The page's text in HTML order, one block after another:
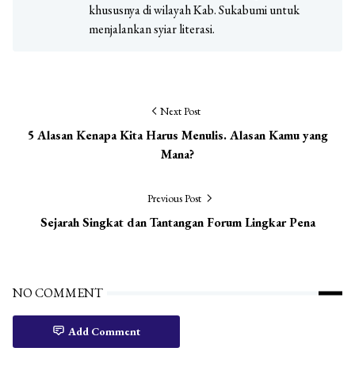
khususnya di wilayah Kab. Sukabumi untuk
menjalankan syiar literasi.
Next Post
5 Alasan Kenapa Kita Harus Menulis. Alasan Kamu yang
Mana?
Previous Post
Sejarah Singkat dan Tantangan Forum Lingkar Pena
NO COMMENT
Add Comment